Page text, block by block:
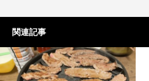
関連記事